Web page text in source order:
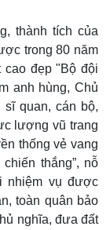
thành tích của
trong 80 năm
cao đẹp "Bộ đội
anh hùng, Chủ
quan, cán bộ,
lượng vũ trang
thống vẻ vang
thắng”, nỗ
nhiệm vụ được
toàn quân bảo
nghĩa, đưa đất